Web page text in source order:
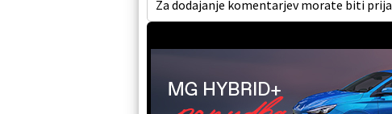
Za dodajanje komentarjev morate biti